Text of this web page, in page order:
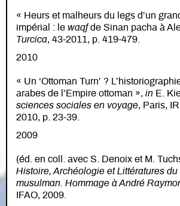
« Heurs et malheurs du legs d’un
impérial : le waqfde Sinan pacha à
Turcica, 43-2011, p. 419-479.
2010
« Un ‘Ottoman Turn’ ?
arabes de l’Empire ottoman », in E.
sciences sociales en voyage, Paris,
2010, p. 23-39.
2009
(éd. en coll. avec S. Denoix et M.
Histoire, Archéologie et Littératures
musulman. Hommage à André
IFAO, 2009.